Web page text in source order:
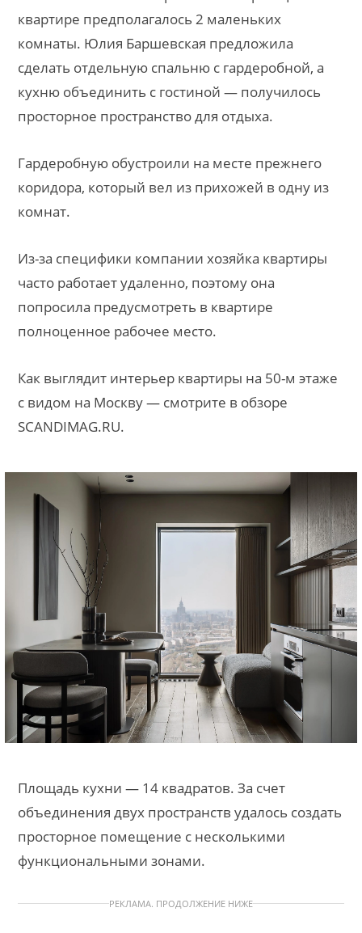
квартире предполагалось 2 маленьких
комнаты. Юлия Баршевская предложила
сделать отдельную спальню с гардеробной, а
кухню объединить с гостиной — получилось
просторное пространство для отдыха.
Гардеробную обустроили на месте прежнего
коридора, который вел из прихожей в одну из
комнат.
Из-за специфики компании хозяйка квартиры
часто работает удаленно, поэтому она
попросила предусмотреть в квартире
полноценное рабочее место.
Как выглядит интерьер квартиры на 50-м этаже
с видом на Москву — смотрите в обзоре
SCANDIMAG.RU.
Площадь кухни — 14 квадратов. За счет
объединения двух пространств удалось создать
просторное помещение с несколькими
функциональными зонами.
РЕКЛАМА. ПРОДОЛЖЕНИЕ НИЖЕ